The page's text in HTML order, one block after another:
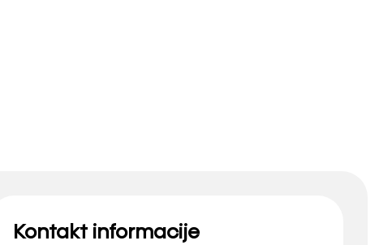
Kontakt informacije